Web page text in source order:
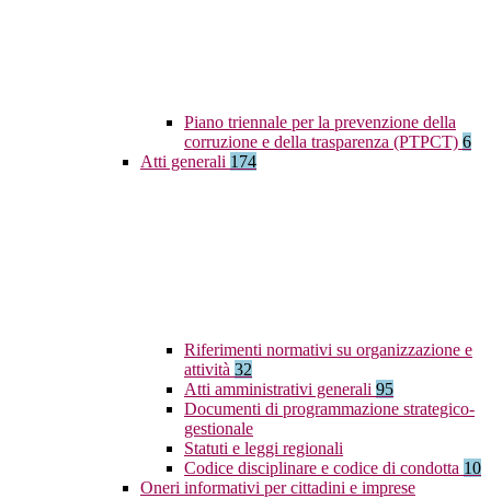
Piano triennale per la prevenzione della
corruzione e della trasparenza (PTPCT) 6
Atti generali 174
Riferimenti normativi su organizzazione e
attività 32
Atti amministrativi generali 95
Documenti di programmazione strategico-
gestionale
Statuti e leggi regionali
Codice disciplinare e codice di condotta 10
Oneri informativi per cittadini e imprese